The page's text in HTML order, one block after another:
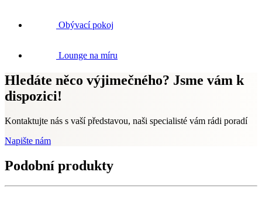
Obývací pokoj
Lounge na míru
Hledáte něco výjimečného? Jsme vám k
dispozici!
Kontaktujte nás s vaší představou, naši specialisté vám rádi poradí
Napište nám
Podobní produkty